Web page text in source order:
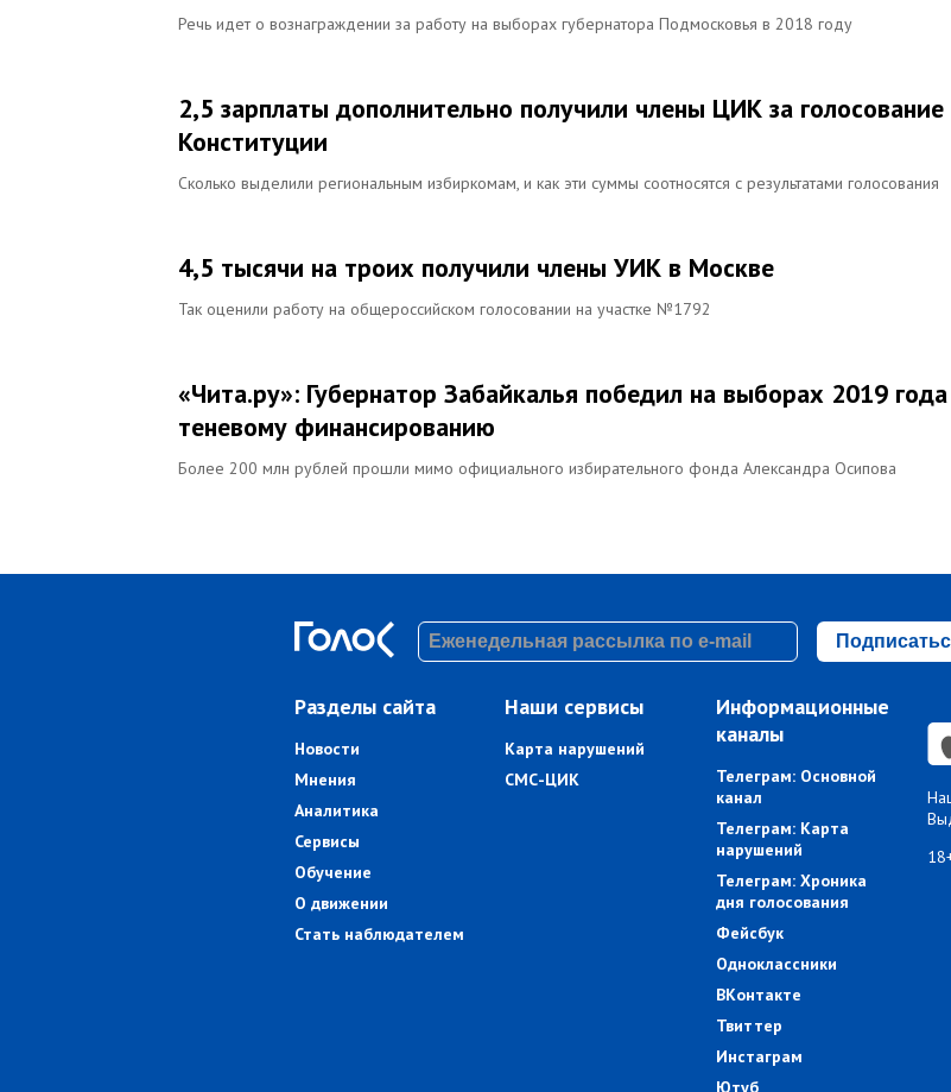
Речь идет о вознаграждении за работу на выборах губернатора Подмосковья в 2018 году
2,5 зарплаты дополнительно получили члены ЦИК за голосование
Конституции
Сколько выделили региональным избиркомам, и как эти суммы соотносятся с результатами голосования
4,5 тысячи на троих получили члены УИК в Москве
Так оценили работу на общероссийском голосовании на участке №1792
«Чита.ру»: Губернатор Забайкалья победил на выборах 2019
теневому финансированию
Более 200 млн рублей прошли мимо официального избирательного фонда Александра Осипова
Разделы сайта
Новости
Мнения
Аналитика
Сервисы
Обучение
О движении
Стать наблюдателем
Наши сервисы
Карта нарушений
СМС-ЦИК
Информационные
каналы
Телеграм: Основной
канал
Телеграм: Карта
нарушений
Телеграм: Хроника
дня голосования
Фейсбук
Одноклассники
ВКонтакте
Твиттер
Инстаграм
Ютуб